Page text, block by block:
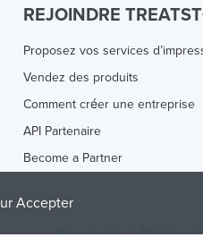
REJOINDRE
Proposez vos services
Vendez des produits
Comment créer une entreprise
API Partenaire
Become a Partner
Plan de site / Politique
Accepter